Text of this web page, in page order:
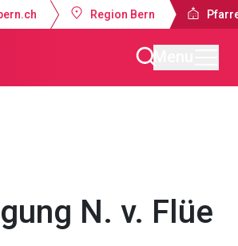
Region Bern
N. v. Flüe